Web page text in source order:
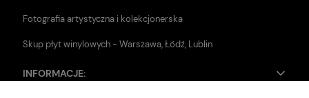
Fotografia artystyczna i kolekcjonerska
Skup płyt winylowych - Warszawa, Łódź, Lublin
INFORMACJE: